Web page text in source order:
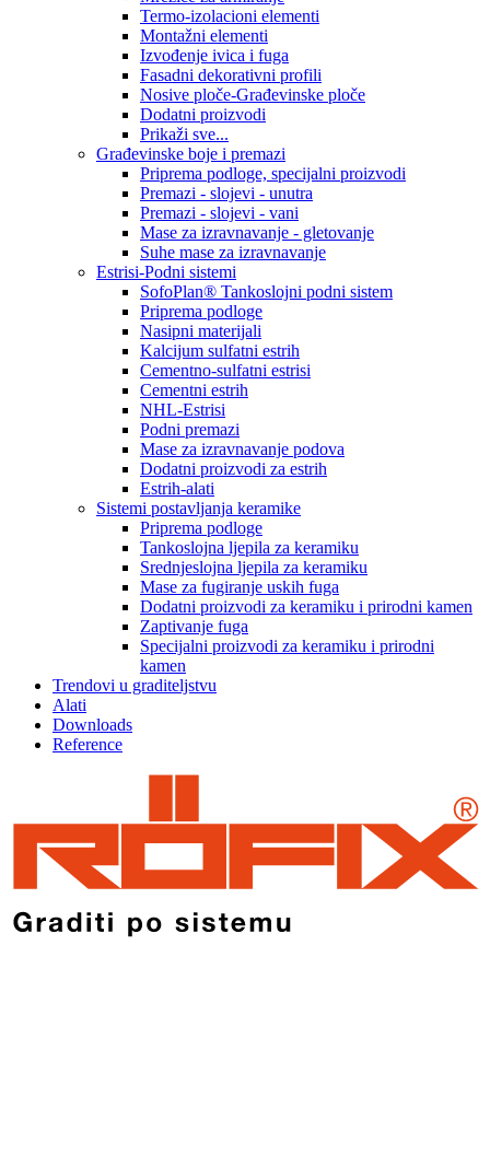
Termo-izolacioni elementi
Montažni elementi
Izvođenje ivica i fuga
Fasadni dekorativni profili
Nosive ploče-Građevinske ploče
Dodatni proizvodi
Prikaži sve...
Građevinske boje i premazi
Priprema podloge, specijalni proizvodi
Premazi - slojevi - unutra
Premazi - slojevi - vani
Mase za izravnavanje - gletovanje
Suhe mase za izravnavanje
Estrisi-Podni sistemi
SofoPlan® Tankoslojni podni sistem
Priprema podloge
Nasipni materijali
Kalcijum sulfatni estrih
Cementno-sulfatni estrisi
Cementni estrih
NHL-Estrisi
Podni premazi
Mase za izravnavanje podova
Dodatni proizvodi za estrih
Estrih-alati
Sistemi postavljanja keramike
Priprema podloge
Tankoslojna ljepila za keramiku
Srednjeslojna ljepila za keramiku
Mase za fugiranje uskih fuga
Dodatni proizvodi za keramiku i prirodni kamen
Zaptivanje fuga
Specijalni proizvodi za keramiku i prirodni
kamen
Trendovi u graditeljstvu
Alati
Downloads
Reference